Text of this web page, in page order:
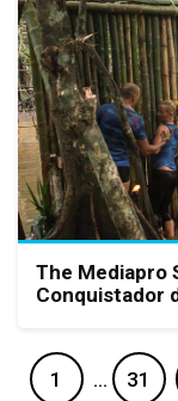
The Mediapro
Conquistador
1 … 31